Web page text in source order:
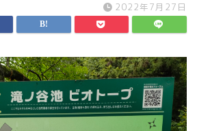
2022年7月27日